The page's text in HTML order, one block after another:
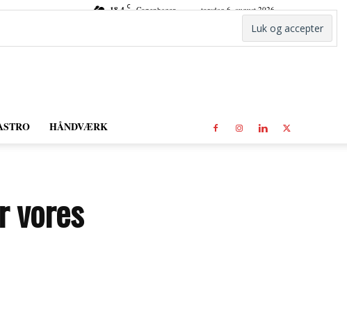
18.4 C Copenhagen torsdag 6. august 2026
HÅNDVÆRK
vores